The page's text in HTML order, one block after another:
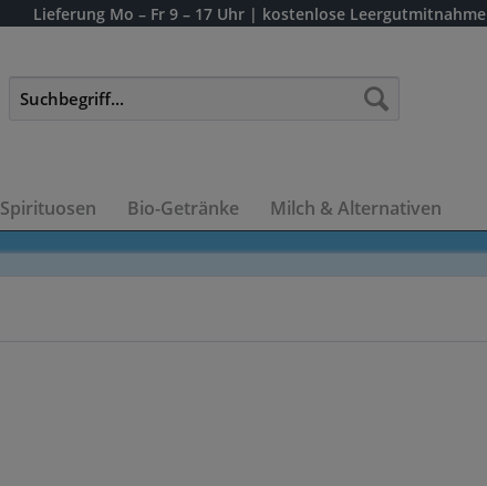
Lieferung Mo – Fr 9 – 17 Uhr | kostenlose Leergutmitnahme
Spirituosen Bio-Getränke Milch & Alternativen